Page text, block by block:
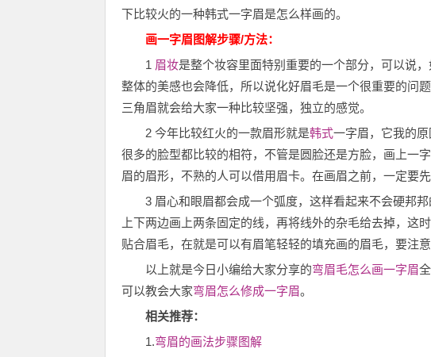
下比较火的一种韩式一字眉是怎么样画的。
画一字眉图解步骤/方法：
1 眉妆是整个妆容里面特别重要的一个部分，可以说
整体的美感也会降低，所以说化好眉毛是一个很重要的问
三角眉就会给大家一种比较坚强，独立的感觉。
2 今年比较红火的一款眉形就是韩式一字眉，它我的
很多的脸型都比较的相符，不管是圆脸还是方脸，画上一
眉的眉形，不熟的人可以借用眉卡。在画眉之前，一定要先
3 眉心和眼眉都会成一个弧度，这样看起来不会硬邦
上下两边画上两条固定的线，再将线外的杂毛给去掉，这
贴合眉毛，在就是可以有眉笔轻轻的填充画的眉毛，要注意
以上就是今日小编给大家分享的弯眉毛怎么画一字眉
可以教会大家弯眉怎么修成一字眉。
相关推荐：
1.弯眉的画法步骤图解